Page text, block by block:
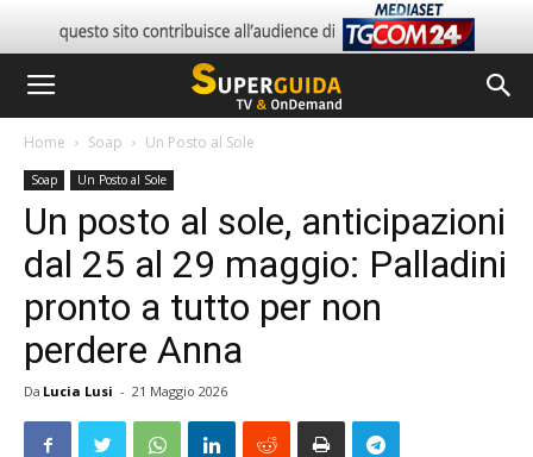
Home Soap Un Posto al Sole
Soap Un Posto al Sole
Un posto al sole, anticipazioni
dal 25 al 29 maggio: Palladini
pronto a tutto per non
perdere Anna
Da Lucia Lusi - 21 Maggio 2026